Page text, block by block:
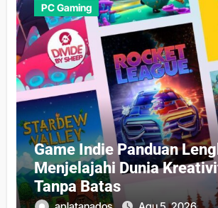
PC Gaming
Game Indie Panduan
Menjelajahi Dunia
Tanpa Batas